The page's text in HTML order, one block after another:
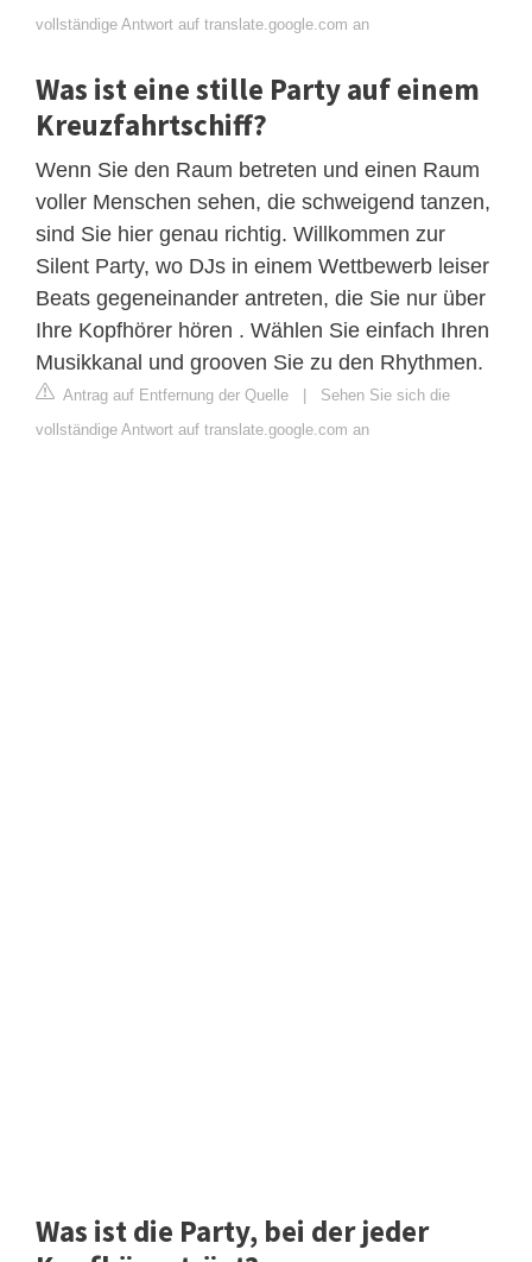
vollständige Antwort auf translate.google.com an
Was ist eine stille Party auf einem
Kreuzfahrtschiff?
Wenn Sie den Raum betreten und einen Raum
voller Menschen sehen, die schweigend tanzen,
sind Sie hier genau richtig. Willkommen zur
Silent Party, wo DJs in einem Wettbewerb leiser
Beats gegeneinander antreten, die Sie nur über
Ihre Kopfhörer hören . Wählen Sie einfach Ihren
Musikkanal und grooven Sie zu den Rhythmen.
Antrag auf Entfernung der Quelle | Sehen Sie sich die
vollständige Antwort auf translate.google.com an
Was ist die Party, bei der jeder